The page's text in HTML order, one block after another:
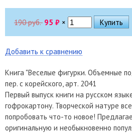
190 руб. 95 ₽ ×
Добавить к сравнению
Книга "Веселые фигурки. Объемные
пер. с корейского, арт. 2041
Первый выпуск книги на русском
гофрокартону. Творческой натуре
попробовать что-то новое!
оригинальную и необыкновенно